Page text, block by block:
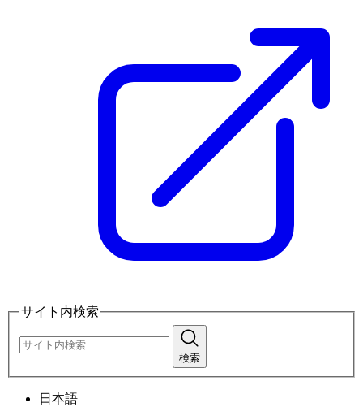
サイト内検索
検索
日本語